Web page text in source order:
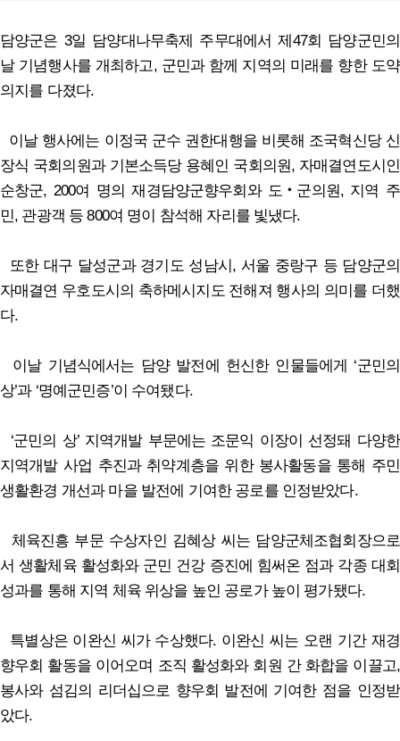
담양군은 3일 담양대나무축제 주무대에서 제47회 담양군민의
날 기념행사를 개최하고, 군민과 함께 지역의 미래를 향한 도약
의지를 다졌다.
이날 행사에는 이정국 군수 권한대행을 비롯해 조국혁신당 신
장식 국회의원과 기본소득당 용혜인 국회의원, 자매결연도시인
순창군, 200여 명의 재경담양군향우회와 도‧군의원, 지역 주
민, 관광객 등 800여 명이 참석해 자리를 빛냈다.
또한 대구 달성군과 경기도 성남시, 서울 중랑구 등 담양군의
자매결연 우호도시의 축하메시지도 전해져 행사의 의미를 더했
다.
이날 기념식에서는 담양 발전에 헌신한 인물들에게 ‘군민의
상’과 ‘명예군민증’이 수여됐다.
‘군민의 상’ 지역개발 부문에는 조문익 이장이 선정돼 다양한
지역개발 사업 추진과 취약계층을 위한 봉사활동을 통해 주민
생활환경 개선과 마을 발전에 기여한 공로를 인정받았다.
체육진흥 부문 수상자인 김혜상 씨는 담양군체조협회장으로
서 생활체육 활성화와 군민 건강 증진에 힘써온 점과 각종 대회
성과를 통해 지역 체육 위상을 높인 공로가 높이 평가됐다.
특별상은 이완신 씨가 수상했다. 이완신 씨는 오랜 기간 재경
향우회 활동을 이어오며 조직 활성화와 회원 간 화합을 이끌고,
봉사와 섬김의 리더십으로 향우회 발전에 기여한 점을 인정받
았다.